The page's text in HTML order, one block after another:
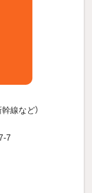
幹線など）
7